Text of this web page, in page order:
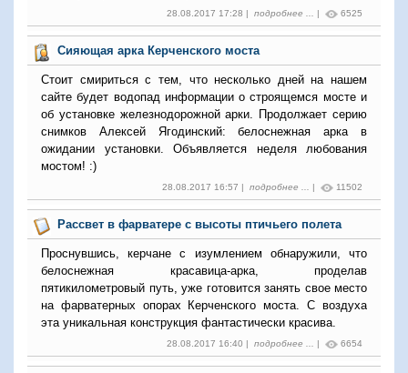
28.08.2017 17:28 | подробнее ... | 6525
Сияющая арка Керченского моста
Стоит смириться с тем, что несколько дней на нашем
сайте будет водопад информации о строящемся мосте и
об установке железнодорожной арки. Продолжает серию
снимков Алексей Ягодинский: белоснежная арка в
ожидании установки. Объявляется неделя любования
мостом! :)
28.08.2017 16:57 | подробнее ... | 11502
Рассвет в фарватере с высоты птичьего полета
Проснувшись, керчане с изумлением обнаружили, что
белоснежная красавица-арка, проделав
пятикилометровый путь, уже готовится занять свое место
на фарватерных опорах Керченского моста. С воздуха
эта уникальная конструкция фантастически красива.
28.08.2017 16:40 | подробнее ... | 6654